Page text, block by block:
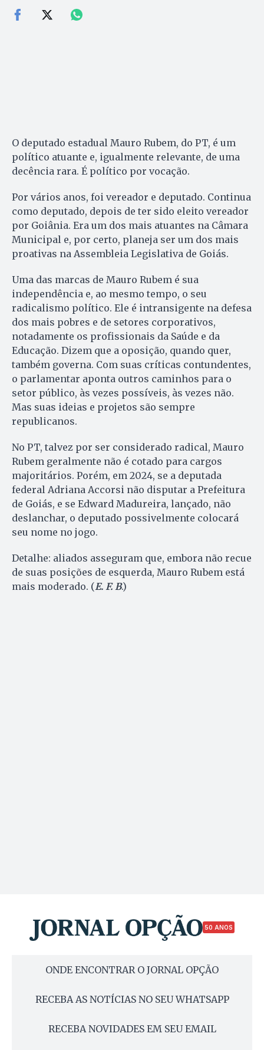
O deputado estadual Mauro Rubem, do PT, é um
político atuante e, igualmente relevante, de uma
decência rara. É político por vocação.
Por vários anos, foi vereador e deputado. Continua
como deputado, depois de ter sido eleito vereador
por Goiânia. Era um dos mais atuantes na Câmara
Municipal e, por certo, planeja ser um dos mais
proativas na Assembleia Legislativa de Goiás.
Uma das marcas de Mauro Rubem é sua
independência e, ao mesmo tempo, o seu
radicalismo político. Ele é intransigente na defesa
dos mais pobres e de setores corporativos,
notadamente os profissionais da Saúde e da
Educação. Dizem que a oposição, quando quer,
também governa. Com suas críticas contundentes,
o parlamentar aponta outros caminhos para o
setor público, às vezes possíveis, às vezes não.
Mas suas ideias e projetos são sempre
republicanos.
No PT, talvez por ser considerado radical, Mauro
Rubem geralmente não é cotado para cargos
majoritários. Porém, em 2024, se a deputada
federal Adriana Accorsi não disputar a Prefeitura
de Goiás, e se Edward Madureira, lançado, não
deslanchar, o deputado possivelmente colocará
seu nome no jogo.
Detalhe: aliados asseguram que, embora não recue
de suas posições de esquerda, Mauro Rubem está
mais moderado. (E. F. B.)
50 ANOS
ONDE ENCONTRAR O JORNAL OPÇÃO
RECEBA AS NOTÍCIAS NO SEU WHATSAPP
RECEBA NOVIDADES EM SEU EMAIL